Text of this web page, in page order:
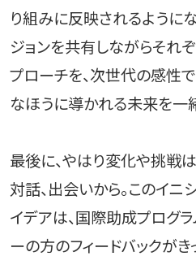
り組みに反映されるように
ジョンを共有しながらそれ
プローチを、次世代の感性
なほうに導かれる未来を一
最後に、やはり変化や挑戦
対話、出会いから。このイニ
イデアは、国際助成プログ
ーの方のフィードバックがき